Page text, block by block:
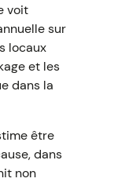
voit
sur
locaux
et les
dans la
être
dans
non